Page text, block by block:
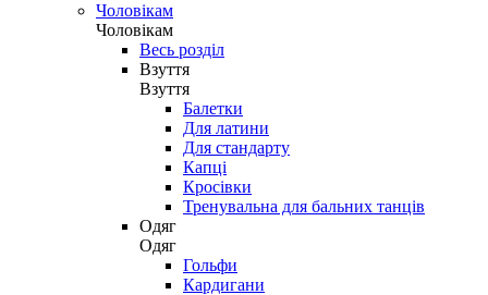
Чоловікам
Чоловікам
Весь розділ
Взуття
Взуття
Балетки
Для латини
Для стандарту
Капці
Кросівки
Тренувальна для бальних танців
Одяг
Одяг
Гольфи
Кардигани